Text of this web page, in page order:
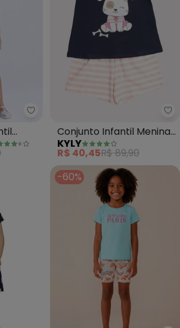
Vida Costeira - Macaquinho
Conjunto Infantil Menina
Cachorro (Azul)
KYLY
R$ 40,45R$ 89,90
-60%